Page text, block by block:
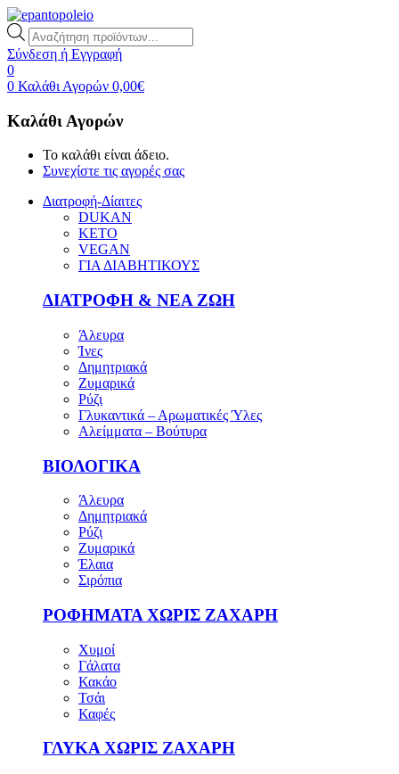
Products
search
Σύνδεση ή Εγγραφή
0
0 Καλάθι Αγορών 0,00€
Καλάθι Αγορών
Το καλάθι είναι άδειο.
Συνεχίστε τις αγορές σας
Διατροφή-Δίαιτες
DUKAN
KETO
VEGAN
ΓΙΑ ΔΙΑΒΗΤΙΚΟΥΣ
ΔΙΑΤΡΟΦΗ & ΝΕΑ ΖΩΗ
Άλευρα
Ίνες
Δημητριακά
Ζυμαρικά
Ρύζι
Γλυκαντικά – Αρωματικές Ύλες
Αλείμματα – Βούτυρα
ΒΙΟΛΟΓΙΚΑ
Άλευρα
Δημητριακά
Ρύζι
Ζυμαρικά
Έλαια
Σιρόπια
ΡΟΦΗΜΑΤΑ ΧΩΡΙΣ ΖΑΧΑΡΗ
Χυμοί
Γάλατα
Κακάο
Τσάι
Καφές
ΓΛΥΚΑ ΧΩΡΙΣ ΖΑΧΑΡΗ